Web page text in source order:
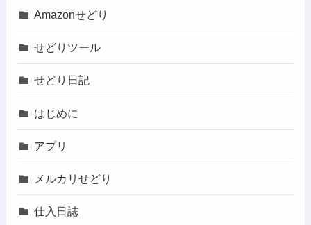
Amazonせどり
せどりツール
せどり日記
はじめに
アプリ
メルカリせどり
仕入日誌